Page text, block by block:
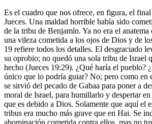
Es el cuadro que nos ofrece, en figura, el
Jueces. Una maldad horrible había sido
de la tribu de Benjamín. Ya no era el
una vileza cometida a los ojos de Dios y de
19 refiere todos los detalles. El desgraciado
su oprobio; no quedó una sola tribu de Israel
hecho (Jueces 19:29). ¿Qué haría el pueblo?
único que lo podría guiar? No; pero como en
se sirvió del pecado de Gabaa para poner a
moral de Israel, para humillarlo y despertar
que es debido a Dios. Solamente que aquí el
tribus era mucho más grave que en Hai. Se
abominación cometida contra ellos, mas no